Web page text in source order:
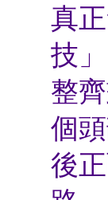
真
技
整
個
後